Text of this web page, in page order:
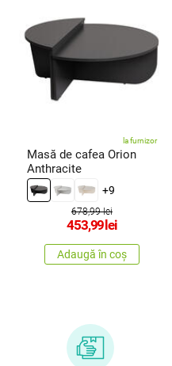
la furnizor
Masă de cafea Orion
Anthracite
+9
678,99 lei
453,99 lei
Adaugă în coș